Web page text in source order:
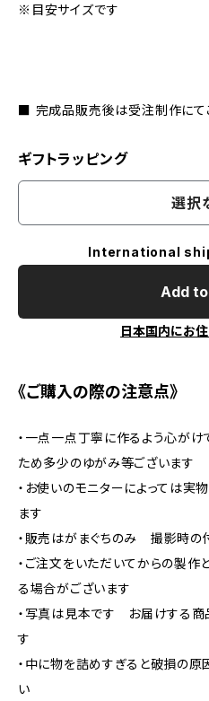
※目安サイズです
■ 完成品販売後は受注制作にて
ギフトラッピング
選択
International
Add
日本国内にお
《ご購入の際の注意点》
・一点一点丁寧に作るよう心がけ
ため多少のゆがみ等ございます
・お使いのモニターによっては
ます
・販売はがまぐちのみ 撮影時の
・ご注文をいただいてからの製
る場合がございます
・写真は見本です お届けする商
す
・中に物を詰めすぎると破損の原
い